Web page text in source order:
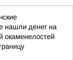
нашли денег на
окаменелостей